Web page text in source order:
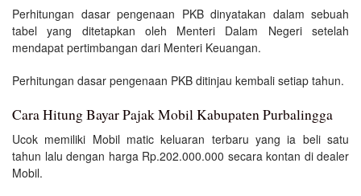
Perhitungan dasar pengenaan PKB dinyatakan dalam sebuah
tabel yang ditetapkan oleh Menteri Dalam Negeri setelah
mendapat pertimbangan dari Menteri Keuangan.
Perhitungan dasar pengenaan PKB ditinjau kembali setiap tahun.
Cara Hitung Bayar Pajak Mobil Kabupaten Purbalingga
Ucok memiliki Mobil matic keluaran terbaru yang ia beli satu
tahun lalu dengan harga Rp.202.000.000 secara kontan di dealer
Mobil.